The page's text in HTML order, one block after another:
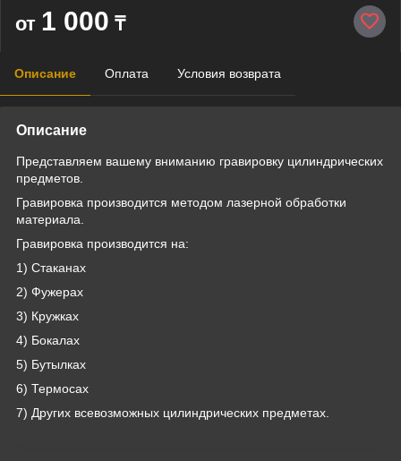
от 1 000 ₸
Описание Оплата Условия возврата
Описание
Представляем вашему вниманию гравировку цилиндрических
предметов.
Гравировка производится методом лазерной обработки
материала.
Гравировка производится на:
1) Стаканах
2) Фужерах
3) Кружках
4) Бокалах
5) Бутылках
6) Термосах
7) Других всевозможных цилиндрических предметах.